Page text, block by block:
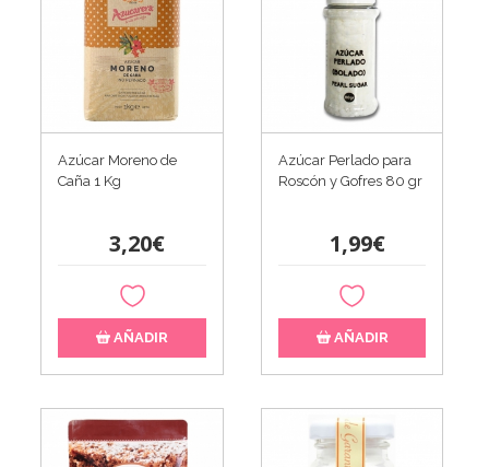
Azúcar Moreno de
Caña 1 Kg
3,20€
AÑADIR
Azúcar Perlado para
Roscón y Gofres 80 gr
1,99€
AÑADIR